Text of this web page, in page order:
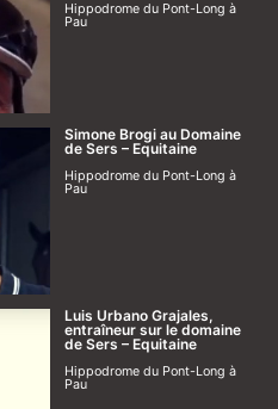
Hippodrome du Pont-Long à
Pau
Simone Brogi au Domaine
de Sers – Equitaine
Hippodrome du Pont-Long à
Pau
Luis Urbano Grajales,
entraîneur sur le domaine
de Sers – Equitaine
Hippodrome du Pont-Long à
Pau